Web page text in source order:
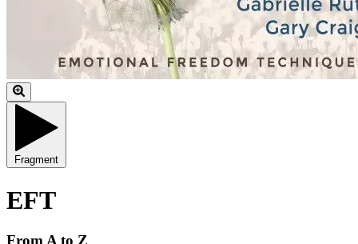
Fragment
EFT
From A to Z